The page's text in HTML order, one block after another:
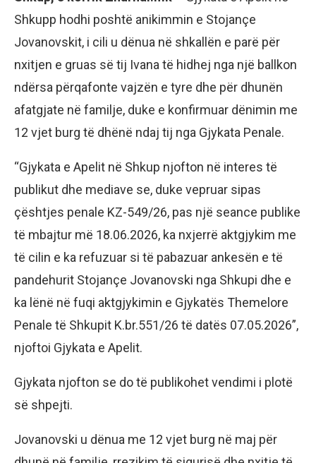
Shkupp hodhi poshtë anikimmin e Stojançe
Jovanovskit, i cili u dënua në shkallën e parë për
nxitjen e gruas së tij Ivana të hidhej nga një ballkon
ndërsa përqafonte vajzën e tyre dhe për dhunën
afatgjate në familje, duke e konfirmuar dënimin me
12 vjet burg të dhënë ndaj tij nga Gjykata Penale.
“Gjykata e Apelit në Shkup njofton në interes të
publikut dhe mediave se, duke vepruar sipas
çështjes penale KZ-549/26, pas një seance publike
të mbajtur më 18.06.2026, ka nxjerrë aktgjykim me
të cilin e ka refuzuar si të pabazuar ankesën e të
pandehurit Stojançe Jovanovski nga Shkupi dhe e
ka lënë në fuqi aktgjykimin e Gjykatës Themelore
Penale të Shkupit K.br.551/26 të datës 07.05.2026”,
njoftoi Gjykata e Apelit.
Gjykata njofton se do të publikohet vendimi i plotë
së shpejti.
Jovanovski u dënua me 12 vjet burg në maj për